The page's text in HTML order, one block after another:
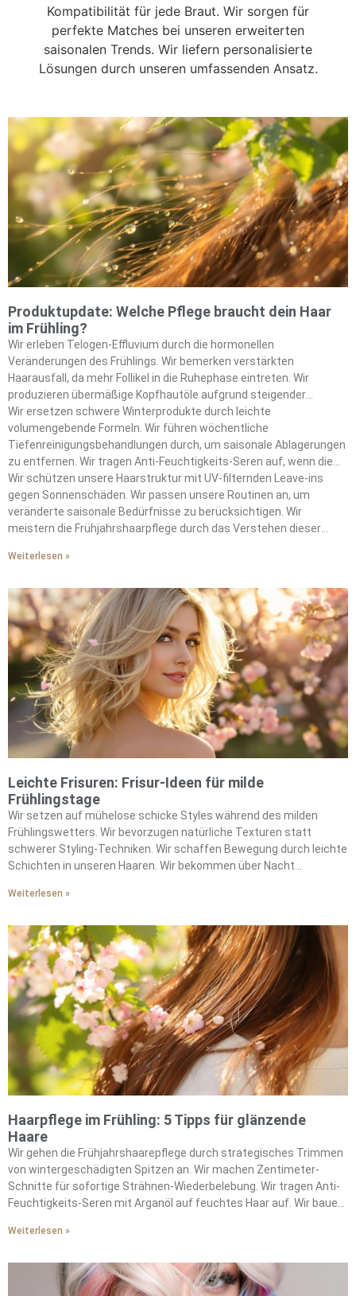
Kompatibilität für jede Braut. Wir sorgen für
perfekte Matches bei unseren erweiterten
saisonalen Trends. Wir liefern personalisierte
Lösungen durch unseren umfassenden Ansatz.
Produktupdate: Welche Pflege braucht dein Haar
im Frühling?
Wir erleben Telogen-Effluvium durch die hormonellen
Veränderungen des Frühlings. Wir bemerken verstärkten
Haarausfall, da mehr Follikel in die Ruhephase eintreten. Wir
produzieren übermäßige Kopfhautöle aufgrund steigender
Temperaturen.
Wir ersetzen schwere Winterprodukte durch leichte
volumengebende Formeln. Wir führen wöchentliche
Tiefenreinigungsbehandlungen durch, um saisonale Ablagerungen
zu entfernen. Wir tragen Anti-Feuchtigkeits-Seren auf, wenn die
Taupunkte 15°C überschreiten.
Wir schützen unsere Haarstruktur mit UV-filternden Leave-ins
gegen Sonnenschäden. Wir passen unsere Routinen an, um
veränderte saisonale Bedürfnisse zu berücksichtigen. Wir
meistern die Frühjahrshaarpflege durch das Verstehen dieser
Weiterlesen »
Leichte Frisuren: Frisur-Ideen für milde
Frühlingstage
Wir setzen auf mühelose schicke Styles während des milden
Frühlingswetters. Wir bevorzugen natürliche Texturen statt
schwerer Styling-Techniken. Wir schaffen Bewegung durch leichte
Schichten in unseren Haaren. Wir bekommen über Nacht
ersetzen die schweren Cremes des Winters durch luftige
anzukämpfen. Wir zaubern begehrte sonnengeküsste Looks mit
sanften Bronde-Highlights. Wir fügen Wärme durch satte
Schokoladentöne hinzu. Wir kombinieren entspannte Styles mit
Netzbaretts für Raffinesse. Wir integrieren Statement-Schals für
Pariser Eleganz. Wir brauchen minimalen Morgenaufwand bei
maximaler Wirkung.
Weiterlesen »
Haarpflege im Frühling: 5 Tipps für glänzende
Haare
Wir gehen die Frühjahrshaarepflege durch strategisches Trimmen
von wintergeschädigten Spitzen an. Wir machen Zentimeter-
Schnitte für sofortige Strähnen-Wiederbelebung. Wir tragen Anti-
Feuchtigkeits-Seren mit Arganöl auf feuchtes Haar auf. Wir bauen
machen wöchentliche Kopfhaut-Peelings, um
statt Hitzestyling, um die natürliche Feuchtigkeit zu bewahren. Wir
verwenden Vor-Färbung-Pflegemasken vor saisonalen
Weiterlesen »